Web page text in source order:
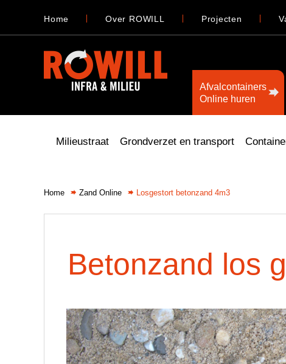
Home Over ROWILL Projecten
Afvalcontainers
Online huren
Milieustraat Grondverzet en transport
Home Zand Online Losgestort betonzand 4m3
Betonzand los